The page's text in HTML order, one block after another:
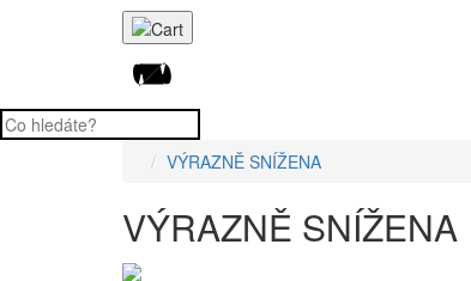
VÝRAZNĚ SNÍŽENA
VÝRAZNĚ SNÍŽENA